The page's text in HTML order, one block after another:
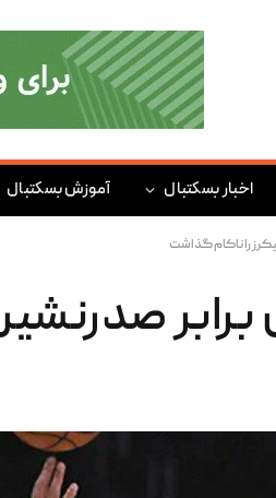
اخبار بسکتبال آموزش بسکتبال
را ناکام گذاشت